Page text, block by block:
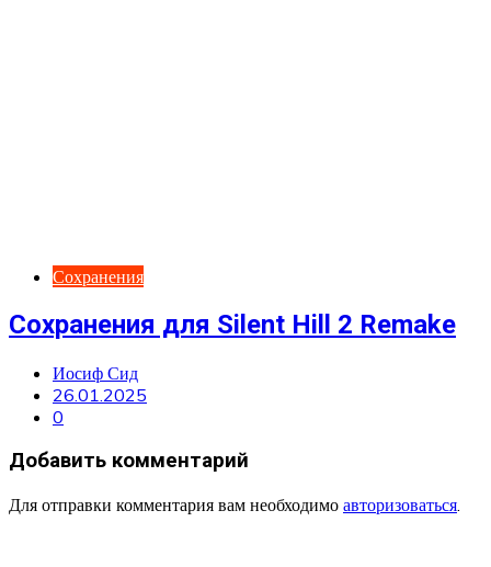
Сохранения
Сохранения для Silent Hill 2 Remake
Иосиф Сид
26.01.2025
0
Добавить комментарий
Для отправки комментария вам необходимо авторизоваться